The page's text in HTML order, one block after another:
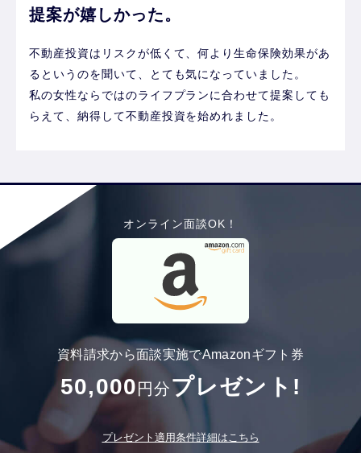
提案が嬉しかった。
不動産投資はリスクが低くて、何より生命保険効果があ
るというのを聞いて、とても気になっていました。
私の女性ならではのライフプランに合わせて提案しても
らえて、納得して不動産投資を始めれました。
オンライン面談OK！
資料請求から面談実施でAmazonギフト券
50,000 円分プレゼント!
プレゼント適用条件詳細はこちら